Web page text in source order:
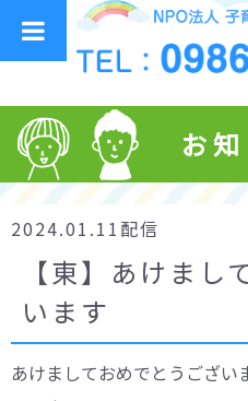
お
2024.01.11配信
【東】あけまし
います
あけましておめでとうござい